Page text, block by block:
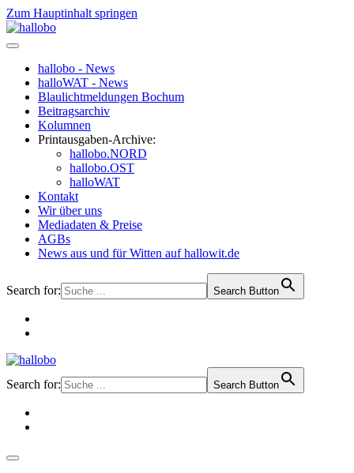
Zum Hauptinhalt springen
hallobo - News
halloWAT - News
Blaulichtmeldungen Bochum
Beitragsarchiv
Kolumnen
Printausgaben-Archive:
hallobo.NORD
hallobo.OST
halloWAT
Kontakt
Wir über uns
Mediadaten & Preise
AGBs
News aus und für Witten auf hallowit.de
Search for: Search Button
Search for: Search Button